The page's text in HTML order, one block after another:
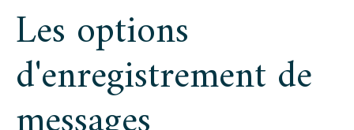
Les options
d'enregistrement de